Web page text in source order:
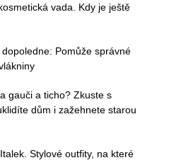
vada. Kdy je ještě
Pomůže správné
gauči a ticho? Zkuste s
dům i zažehnete starou
Stylové outfity, na které